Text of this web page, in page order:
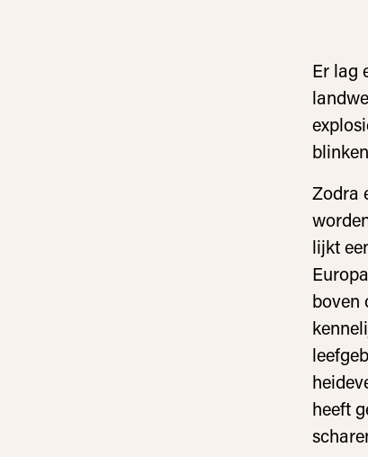
Er lag
Zodra
lijkt
boven
heeft